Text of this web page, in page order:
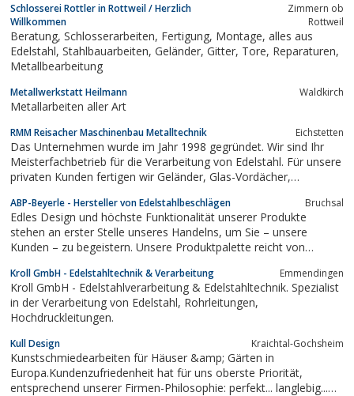
und lassen sie sich ein kostenfreies Angebot erstellen.
Schlosserei Rottler in Rottweil / Herzlich
Willkommen
Zimmern ob
Rottweil
Beratung, Schlosserarbeiten, Fertigung, Montage, alles aus
Edelstahl, Stahlbauarbeiten, Geländer, Gitter, Tore, Reparaturen,
Metallbearbeitung
Metallwerkstatt Heilmann Waldkirch
Metallarbeiten aller Art
RMM Reisacher Maschinenbau Metalltechnik Eichstetten
Das Unternehmen wurde im Jahr 1998 gegründet. Wir sind Ihr
Meisterfachbetrieb für die Verarbeitung von Edelstahl. Für unsere
privaten Kunden fertigen wir Geländer, Glas-Vordächer,
Schwenkgrills und vieles mehr, der Fantasie sind (fast) keine
Grenzen gesetzt. Sie wollen das...
ABP-Beyerle - Hersteller von Edelstahlbeschlägen Bruchsal
Edles Design und höchste Funktionalität unserer Produkte
stehen an erster Stelle unseres Handelns, um Sie – unsere
Kunden – zu begeistern. Unsere Produktpalette reicht von
Duschbeschläge bis hin zu Bibliotheksleitern und Tischgestellen.
Wir kombinieren...
Kroll GmbH - Edelstahltechnik & Verarbeitung Emmendingen
Kroll GmbH - Edelstahlverarbeitung & Edelstahltechnik. Spezialist
in der Verarbeitung von Edelstahl, Rohrleitungen,
Hochdruckleitungen.
Kull Design Kraichtal-Gochsheim
Kunstschmiedearbeiten für Häuser &amp; Gärten in
Europa.Kundenzufriedenheit hat für uns oberste Priorität,
entsprechend unserer Firmen-Philosophie: perfekt... langlebig...